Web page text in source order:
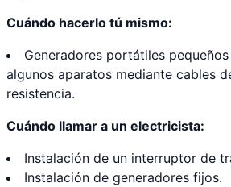
Cuándo hacerlo tú mismo:
Generadores portátiles
algunos aparatos mediante cables
resistencia.
Cuándo llamar a un electricista:
Instalación de un interruptor de
Instalación de generadores fijos.